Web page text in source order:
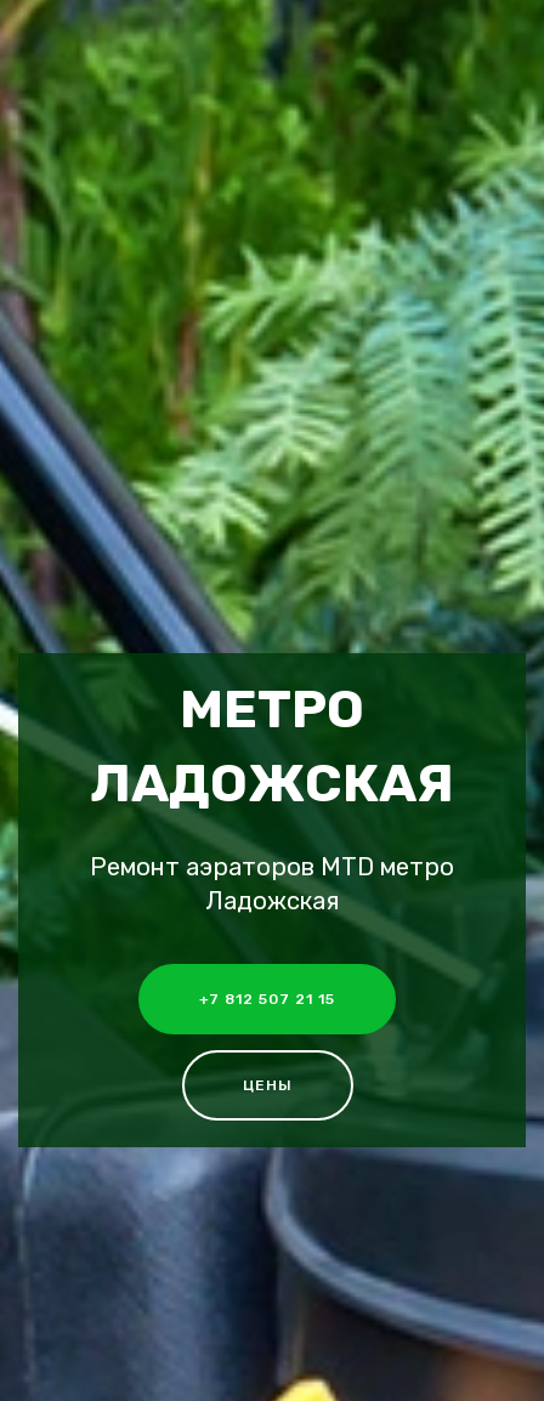
МЕТРО
ЛАДОЖСКАЯ
Ремонт аэраторов MTD метро
Ладожская
+7 812 507 21 15
ЦЕНЫ